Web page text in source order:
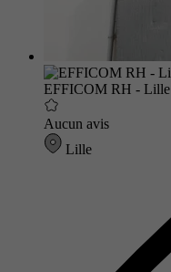
EFFICOM RH - Lille
Aucun avis
Lille